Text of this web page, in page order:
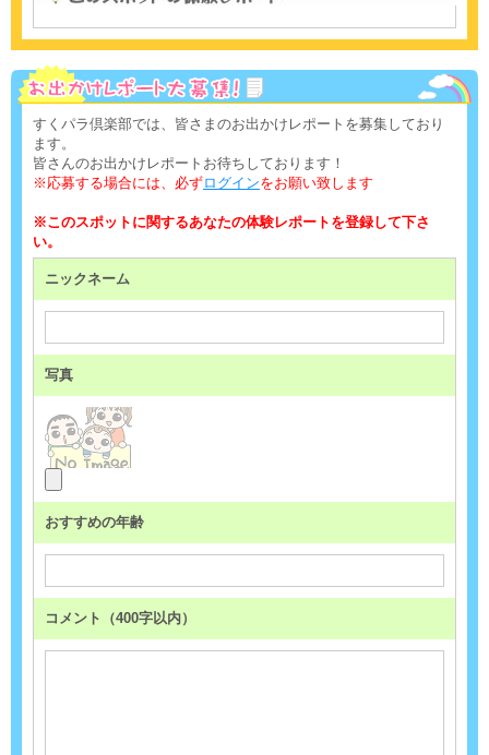
すくパラ倶楽部では、皆さまのお出かけレポートを募集しており
ます。
皆さんのお出かけレポートお待ちしております！
※応募する場合には、必ずログインをお願い致します
※このスポットに関するあなたの体験レポートを登録して下さ
い。
ニックネーム
写真
おすすめの年齢
コメント（400字以内）